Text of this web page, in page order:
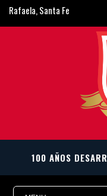
Rafaela, Santa Fe
ligarafaelina@gmail.com